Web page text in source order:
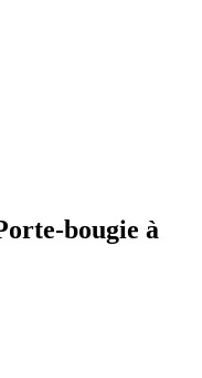
bougie à